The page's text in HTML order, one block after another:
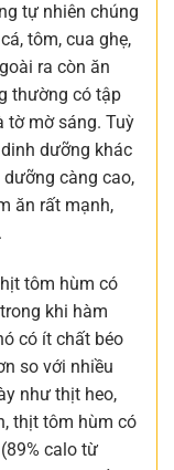
tự nhiên chúng
tôm, cua ghẹ,
ra còn ăn
thường có tập
tờ mờ sáng. Tuỳ
dưỡng khác
càng cao,
ăn rất mạnh,
tôm hùm có
khi hàm
có ít chất béo
so với nhiều
như thịt heo,
thịt tôm hùm có
calo từ